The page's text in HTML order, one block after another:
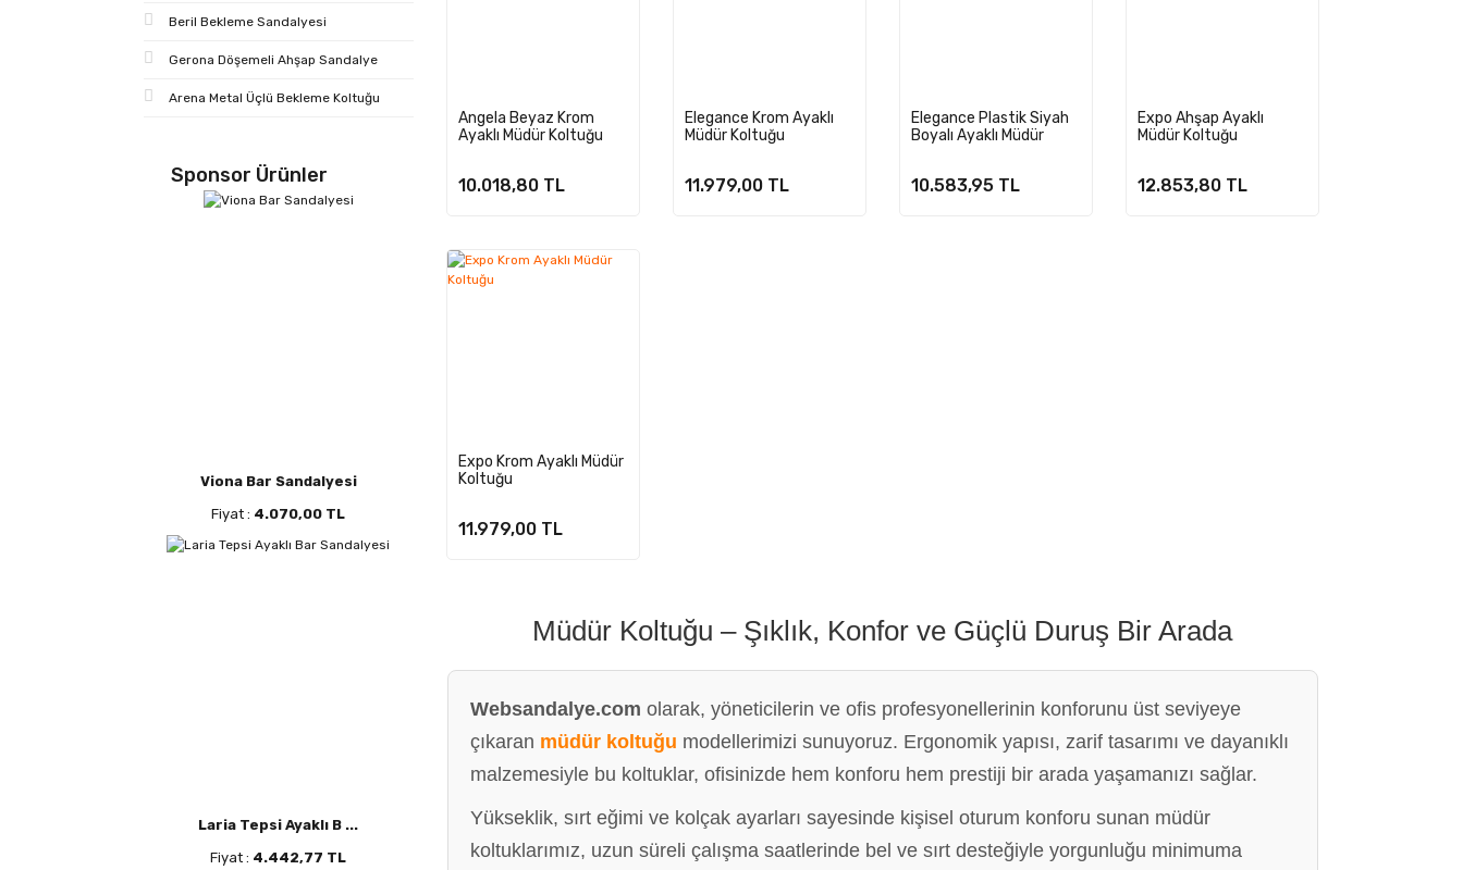
Beril Bekleme Sandalyesi
Gerona Döşemeli Ahşap Sandalye
Arena Metal Üçlü Bekleme Koltuğu
Sponsor Ürünler
Viona Bar Sandalyesi
Fiyat : 4.070,00 TL
Laria Tepsi Ayaklı B ...
Fiyat : 4.442,77 TL
Angela Beyaz Krom
Ayaklı Müdür Koltuğu
10.018,80 TL
Elegance Krom Ayaklı
Müdür Koltuğu
11.979,00 TL
Elegance Plastik Siyah
Boyalı Ayaklı Müdür
10.583,95 TL
Expo Ahşap Ayaklı
Müdür Koltuğu
12.853,80 TL
Expo Krom Ayaklı Müdür
Koltuğu
11.979,00 TL
Müdür Koltuğu – Şıklık, Konfor ve Güçlü Duruş Bir Arada
Websandalye.com olarak, yöneticilerin ve ofis profesyonellerinin konforunu üst seviyeye
çıkaran müdür koltuğu modellerimizi sunuyoruz. Ergonomik yapısı, zarif tasarımı ve dayanıklı
malzemesiyle bu koltuklar, ofisinizde hem konforu hem prestiji bir arada yaşamanızı sağlar.
Yükseklik, sırt eğimi ve kolçak ayarları sayesinde kişisel oturum konforu sunan müdür
koltuklarımız, uzun süreli çalışma saatlerinde bel ve sırt desteğiyle yorgunluğu minimuma